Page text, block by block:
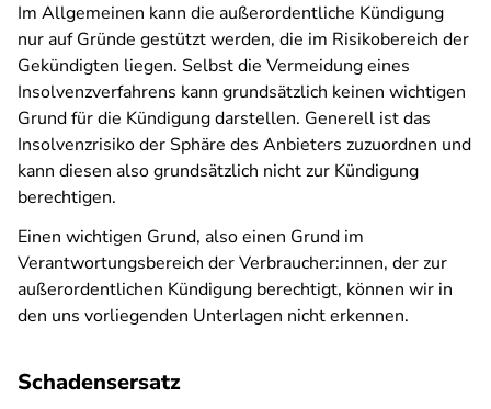
Im Allgemeinen kann die außerordentliche Kündigung
nur auf Gründe gestützt werden, die im Risikobereich der
Gekündigten liegen. Selbst die Vermeidung eines
Insolvenzverfahrens kann grundsätzlich keinen wichtigen
Grund für die Kündigung darstellen. Generell ist das
Insolvenzrisiko der Sphäre des Anbieters zuzuordnen und
kann diesen also grundsätzlich nicht zur Kündigung
berechtigen.
Einen wichtigen Grund, also einen Grund im
Verantwortungsbereich der Verbraucher:innen, der zur
außerordentlichen Kündigung berechtigt, können wir in
den uns vorliegenden Unterlagen nicht erkennen.
Schadensersatz